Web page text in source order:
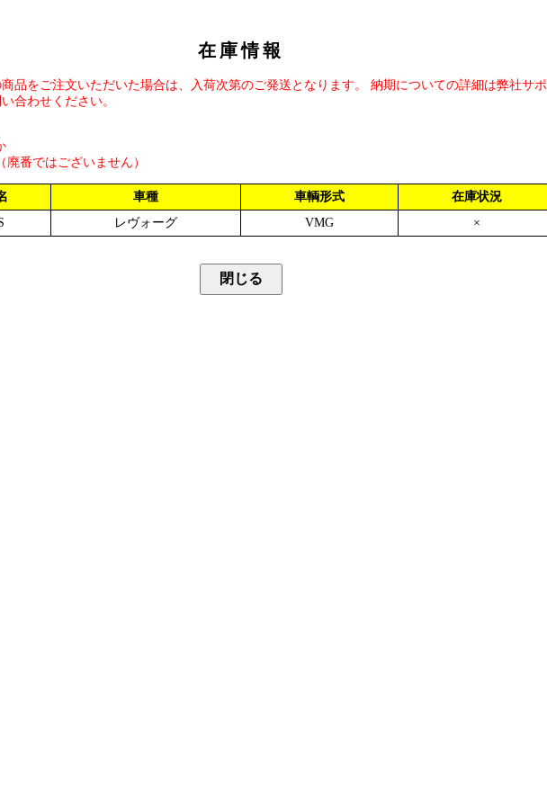
在庫情報
品をご注文いただいた場合は、入荷次第のご発送となります。 納期についての詳細は弊社サポ
合わせください。
番ではございません）
車種 車輌形式
在庫状況
レヴォーグ VMG ×